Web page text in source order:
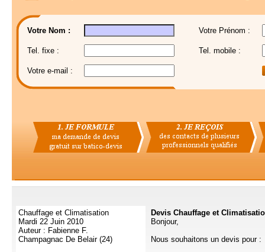
Votre Nom : Votre Prénom :
Tel. fixe : Tel. mobile :
Votre e-mail :
Chauffage et Climatisation
Mardi 22 Juin 2010
Auteur : Fabienne F.
Champagnac De Belair (24)
Devis Chauffage et
Bonjour,
Nous souhaitons un devis pour :